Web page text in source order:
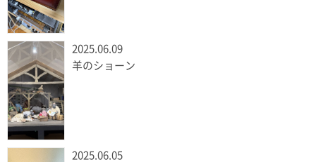
2025.06.09
羊のショーン
2025.06.05